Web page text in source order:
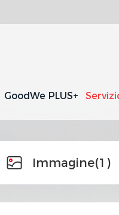
GoodWe PLUS+
Immagine(1)